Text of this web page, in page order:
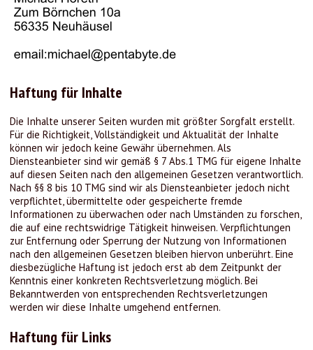
Haftung für Inhalte
Die Inhalte unserer Seiten wurden mit größter Sorgfalt erstellt.
Für die Richtigkeit, Vollständigkeit und Aktualität der Inhalte
können wir jedoch keine Gewähr übernehmen. Als
Diensteanbieter sind wir gemäß § 7 Abs.1 TMG für eigene Inhalte
auf diesen Seiten nach den allgemeinen Gesetzen verantwortlich.
Nach §§ 8 bis 10 TMG sind wir als Diensteanbieter jedoch nicht
verpflichtet, übermittelte oder gespeicherte fremde
Informationen zu überwachen oder nach Umständen zu forschen,
die auf eine rechtswidrige Tätigkeit hinweisen. Verpflichtungen
zur Entfernung oder Sperrung der Nutzung von Informationen
nach den allgemeinen Gesetzen bleiben hiervon unberührt. Eine
diesbezügliche Haftung ist jedoch erst ab dem Zeitpunkt der
Kenntnis einer konkreten Rechtsverletzung möglich. Bei
Bekanntwerden von entsprechenden Rechtsverletzungen
werden wir diese Inhalte umgehend entfernen.
Haftung für Links